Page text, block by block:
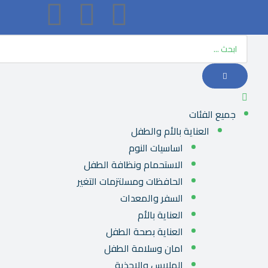
جميع الفئات
العناية بالأم والطفل
اساسيات النوم
الاستحمام ونظافة الطفل
الحافظات ومسلتزمات التغير
السفر والمعدات
العناية بالأم
العناية بصحة الطفل
امان وسلامة الطفل